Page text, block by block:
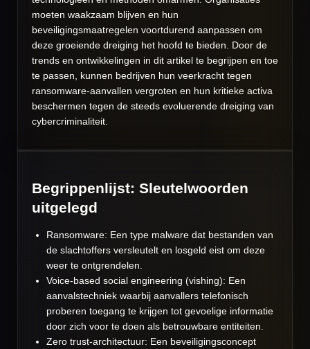
moeten waakzaam blijven en hun
beveiligingsmaatregelen voortdurend aanpassen om
deze groeiende dreiging het hoofd te bieden. Door de
trends en ontwikkelingen in dit artikel te begrijpen en toe
te passen, kunnen bedrijven hun veerkracht tegen
ransomware-aanvallen vergroten en hun kritieke activa
beschermen tegen de steeds evoluerende dreiging van
cybercriminaliteit.
Begrippenlijst: Sleutelwoorden
uitgelegd
Ransomware: Een type malware dat bestanden van
de slachtoffers versleutelt en losgeld eist om deze
weer te ontgrendelen.
Voice-based social engineering (vishing): Een
aanvalstechniek waarbij aanvallers telefonisch
proberen toegang te krijgen tot gevoelige informatie
door zich voor te doen als betrouwbare entiteiten.
Zero trust-architectuur: Een beveiligingsconcept